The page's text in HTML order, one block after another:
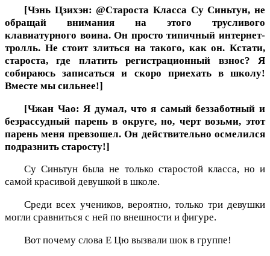
[Чэнь Цзихэн: @Староста Класса Су Синьтун, не
обращай внимания на этого трусливого
клавиатурного воина. Он просто типичный интернет-
тролль. Не стоит злиться на такого, как он. Кстати,
староста, где платить регистрационный взнос? Я
собираюсь записаться и скоро приехать в школу!
Вместе мы сильнее!]
[Чжан Чао: Я думал, что я самый беззаботный и
безрассудный парень в округе, но, черт возьми, этот
парень меня превзошел. Он действительно осмелился
подразнить старосту!]
Су Синьтун была не только старостой класса, но и
самой красивой девушкой в школе.
Среди всех учеников, вероятно, только три девушки
могли сравниться с ней по внешности и фигуре.
Вот почему слова Е Цю вызвали шок в группе!